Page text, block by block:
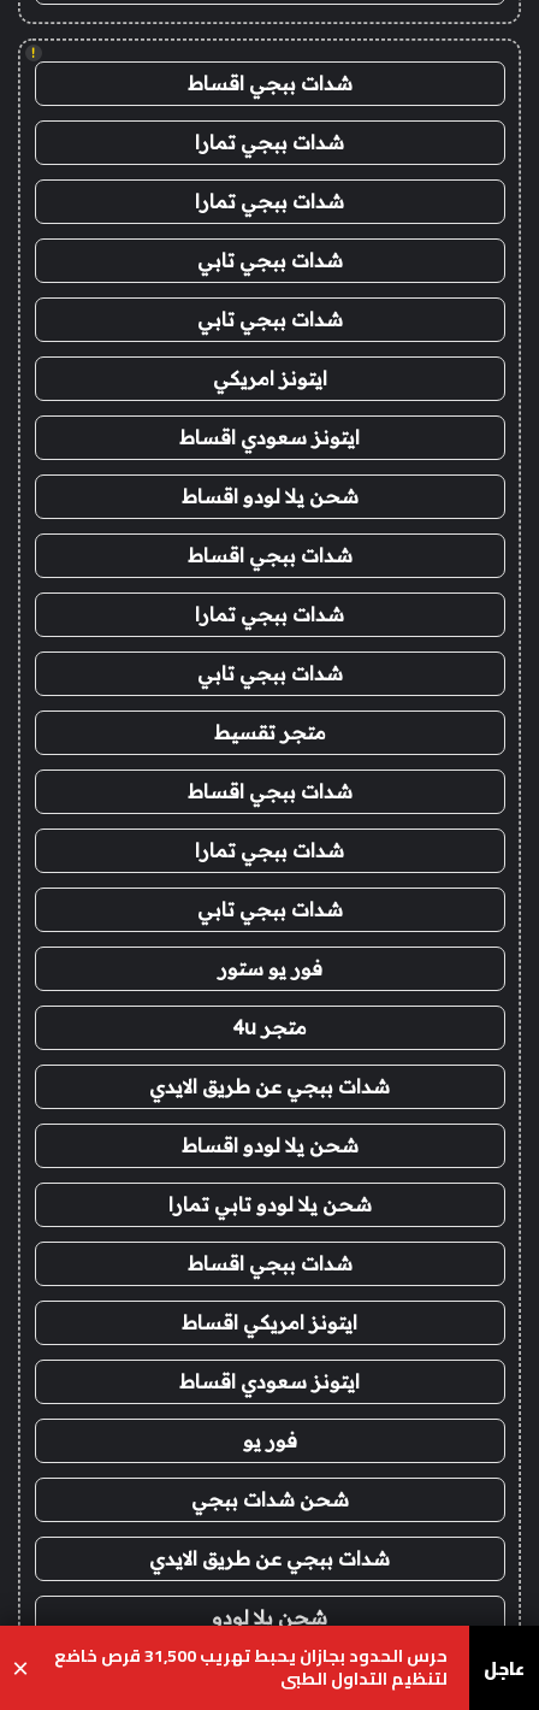
!
شدات ببجي اقساط
شدات ببجي تمارا
شدات ببجي تمارا
شدات ببجي تابي
شدات ببجي تابي
ايتونز امريكي
ايتونز سعودي اقساط
شحن يلا لودو اقساط
شدات ببجي اقساط
شدات ببجي تمارا
شدات ببجي تابي
متجر تقسيط
شدات ببجي اقساط
شدات ببجي تمارا
شدات ببجي تابي
فور يو ستور
متجر 4u
شدات ببجي عن طريق الايدي
شحن يلا لودو اقساط
شحن يلا لودو تابي تمارا
شدات ببجي اقساط
ايتونز امريكي اقساط
ايتونز سعودي اقساط
فور يو
شحن شدات ببجي
شدات ببجي عن طريق الايدي
شحن يلا لودو
شحن لودو عن طريق الايدي
عاجل حرس الحدود بجازان يحبط تهريب 31,500 قرص خاضع
لتنظيم التداول الطبي ×